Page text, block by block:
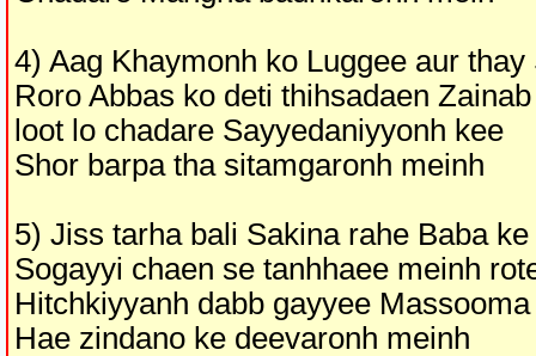
4) Aag Khaymonh ko Luggee aur
Roro Abbas ko deti thihsadaen Zainab
loot lo chadare Sayyedaniyyonh kee
Shor barpa tha sitamgaronh meinh
5) Jiss tarha bali Sakina rahe Baba
Sogayyi chaen se tanhhaee meinh
Hitchkiyyanh dabb gayyee
Hae zindano ke deevaronh meinh